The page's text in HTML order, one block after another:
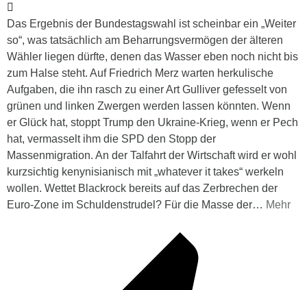
Das Ergebnis der Bundestagswahl ist scheinbar ein „Weiter
so“, was tatsächlich am Beharrungsvermögen der älteren
Wähler liegen dürfte, denen das Wasser eben noch nicht bis
zum Halse steht. Auf Friedrich Merz warten herkulische
Aufgaben, die ihn rasch zu einer Art Gulliver gefesselt von
grünen und linken Zwergen werden lassen könnten. Wenn
er Glück hat, stoppt Trump den Ukraine-Krieg, wenn er Pech
hat, vermasselt ihm die SPD den Stopp der
Massenmigration. An der Talfahrt der Wirtschaft wird er wohl
kurzsichtig kenynisianisch mit „whatever it takes“ werkeln
wollen. Wettet Blackrock bereits auf das Zerbrechen der
Euro-Zone im Schuldenstrudel? Für die Masse der… Mehr